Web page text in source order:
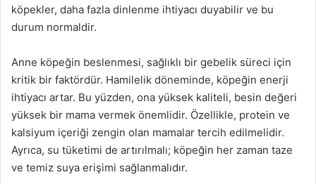
köpekler, daha fazla dinlenme ihtiyacı duyabilir ve bu
durum normaldir.
Anne köpeğin beslenmesi, sağlıklı bir gebelik süreci için
kritik bir faktördür. Hamilelik döneminde, köpeğin enerji
ihtiyacı artar. Bu yüzden, ona yüksek kaliteli, besin değeri
yüksek bir mama vermek önemlidir. Özellikle, protein ve
kalsiyum içeriği zengin olan mamalar tercih edilmelidir.
Ayrıca, su tüketimi de artırılmalı; köpeğin her zaman taze
ve temiz suya erişimi sağlanmalıdır.